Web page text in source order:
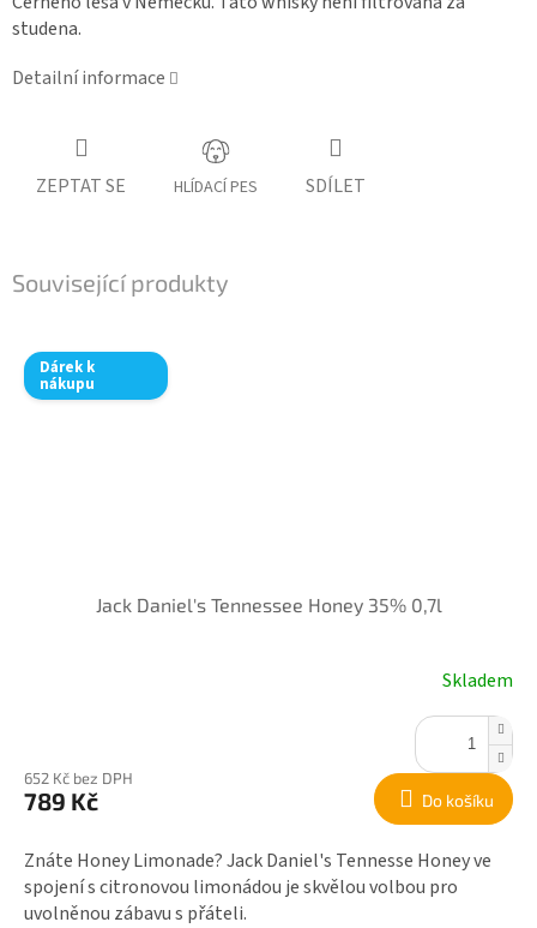
studena.
Detailní informace
ZEPTAT SE HLÍDACÍ PES SDÍLET
Související produkty
Dárek k
nákupu
Jack Daniel's Tennessee Honey 35% 0,7l
Skladem
652 Kč bez DPH
789 Kč Do košíku
Znáte Honey Limonade? Jack Daniel's Tennesse Honey ve
spojení s citronovou limonádou je skvělou volbou pro
uvolněnou zábavu s přáteli.